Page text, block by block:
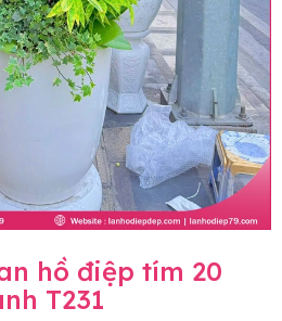
hồ điệp tím 20
T231